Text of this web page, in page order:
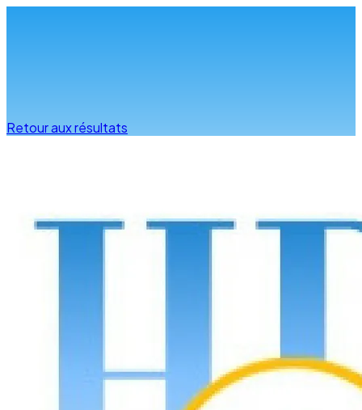
Retour aux résultats